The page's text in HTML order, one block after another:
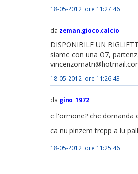
18-05-2012 ore 11:27:46
da zeman.gioco.calcio
DISPONIBILE UN
siamo con una Q7,
18-05-2012 ore 11:26:43
da gino_1972
e l'ormone? che domanda
ca nu pinzem tropp a lu
18-05-2012 ore 11:25:46